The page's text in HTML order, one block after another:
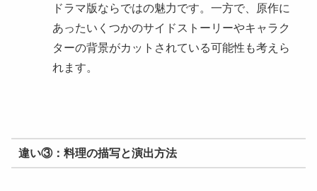
ドラマ版ならではの魅力です。一方で、原作に
あったいくつかのサイドストーリーやキャラク
ターの背景がカットされている可能性も考えら
れます。
違い③：料理の描写と演出方法